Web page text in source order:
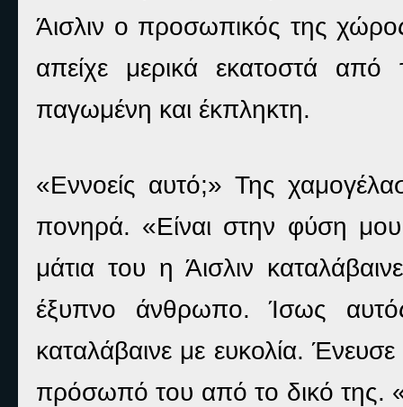
Άισλιν ο προσωπικός της
απείχε μερικά εκατοστά
παγωμένη και έκπληκτη.
«Εννοείς αυτό;» Της
πονηρά. «Είναι στην φύση
μάτια του η Άισλιν
έξυπνο άνθρωπο. Ίσως
καταλάβαινε με ευκολία.
πρόσωπό του από το δικό της.